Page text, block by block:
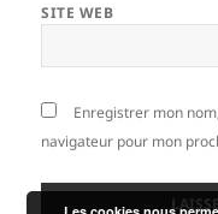
SITE WEB
Enregistrer mon
navigateur pour mon